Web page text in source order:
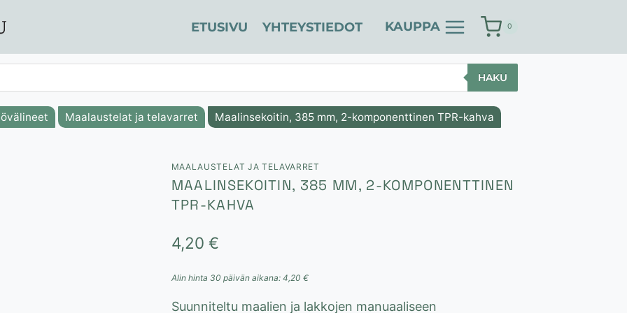
ETUSIVU YHTEYSTIEDOT KAUPPA 0
HAKU
Maalaustelat ja telavarret Maalinsekoitin, 385 mm, 2-komponenttinen TPR-kahva
MAALAUSTELAT JA TELAVARRET
MAALINSEKOITIN, 385 MM, 2-KOMPONENTTINEN
TPR-KAHVA
4,20 €
Alin hinta 30 päivän aikana: 4,20 €
Suunniteltu maalien ja lakkojen manuaaliseen